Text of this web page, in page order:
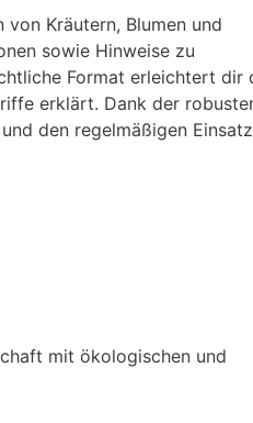
Kräutern, Blumen und
sowie Hinweise zu
Format erleichtert dir
erklärt. Dank der
den regelmäßigen
mit ökologischen und